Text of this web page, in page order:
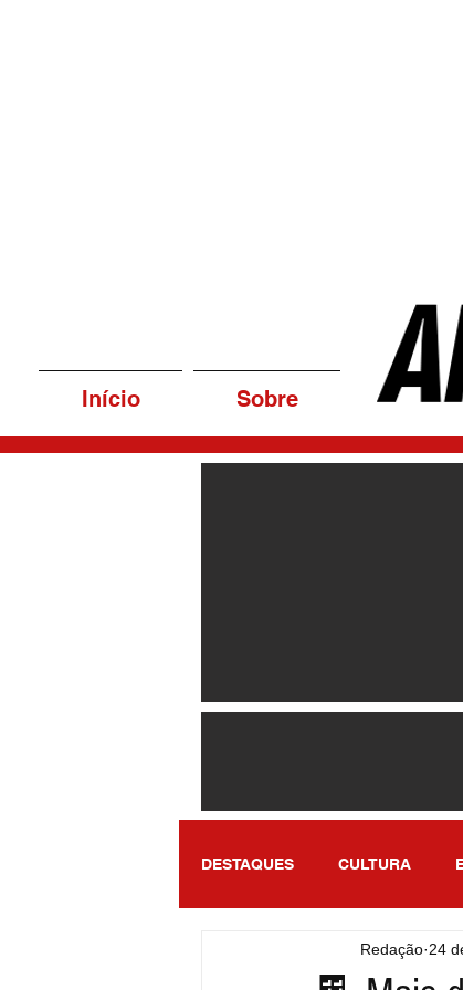
Início Sobre
DESTAQUES CULTURA
ENTRETENIMENTORedação 24